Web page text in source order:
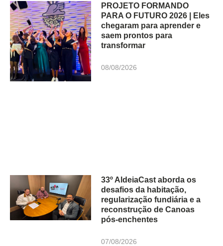
PROJETO FORMANDO
PARA O FUTURO 2026 | Eles
chegaram para aprender e
saem prontos para
transformar
08/08/2026
33º AldeiaCast aborda os
desafios da habitação,
regularização fundiária e a
reconstrução de Canoas
pós-enchentes
07/08/2026